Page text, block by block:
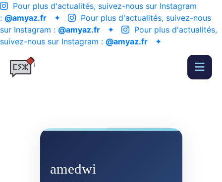
Pour plus d'actualités, suivez-nous sur Instagram
: @amyaz.fr ✦
Pour plus d'actualités, suivez-nous
sur Instagram : @amyaz.fr ✦
Pour plus d'actualités,
suivez-nous sur Instagram : @amyaz.fr ✦
amedwi